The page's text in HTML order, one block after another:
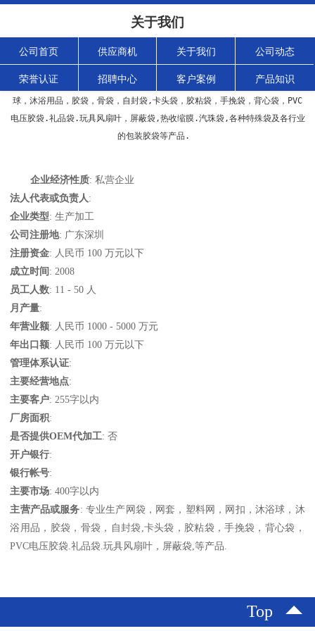
关于我们
公司首页 供应商机 关于我们 公司动态
荣誉认证 招聘中心 客户案例 产品知识
专业生产网袋，网眼袋，网格袋，网兜，网套，网罩，塑料网，网扣，沐浴
球，沐浴用品，胶袋，骨袋，自封袋,卡头袋，胶粘袋，手挽袋，背心袋，PVC
电压胶袋.礼品袋.玩具风扇叶，屏蔽袋,热收缩膜.汽珠袋,各种特殊袋及各行业
的包装胶袋等产品.
企业经济性质: 私营企业
法人代表或负责人:
企业类型: 生产加工
公司注册地: 广东深圳
注册资金: 人民币 100 万元以下
成立时间: 2008
员工人数: 11 - 50 人
月产量:
年营业额: 人民币 1000 - 5000 万元
年出口额: 人民币 100 万元以下
管理体系认证:
主要经营地点:
主要客户: 255字以内
厂房面积:
是否提供OEM代加工: 否
开户银行:
银行帐号:
主要市场: 400字以内
主营产品或服务: 专业生产网袋，网套，塑料网，网扣，沐浴球，沐
浴用品，胶袋，骨袋，自封袋,卡头袋，胶粘袋，手挽袋，背心袋，
PVC电压胶袋.礼品袋.玩具风扇叶，屏蔽袋,等产品.
Top